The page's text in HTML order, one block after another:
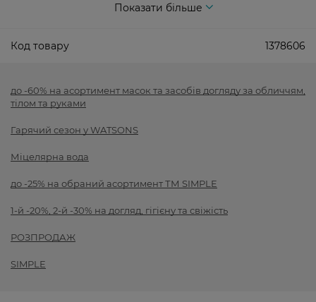
Показати більше
Код товару 1378606
до -60% на асортимент масок та засобів догляду за обличчям,
тілом та руками
Гарячий сезон у WATSONS
Міцелярна вода
до -25% на обраний асортимент ТМ SIMPLE
1-й -20%, 2-й -30% на догляд, гігієну та свіжість
РОЗПРОДАЖ
SIMPLE